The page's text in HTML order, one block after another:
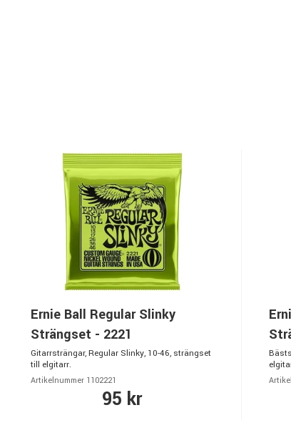
Ernie Ball Regular Slinky
Strängset - 2221
Gitarrsträngar, Regular Slinky, 10-46, strängset
till elgitarr.
Artikelnummer 1102221
95 kr